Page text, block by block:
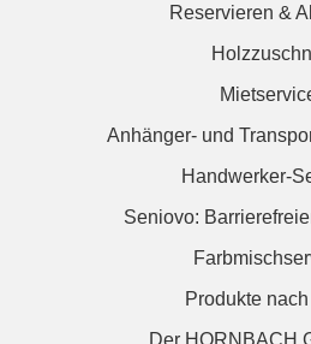
Reservieren &
Anhänger- und
Handwerker-
Seniovo:
Produkte
Der HORNBACH